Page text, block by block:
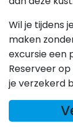
Wil je tijdens
maken
excursie een
Reserveer
je verzekerd